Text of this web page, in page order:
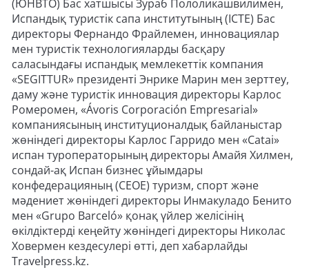
(ЮНВТО) Бас хатшысы Зураб Пололикашвилимен,
Испандық туристік сапа институтының (ICTE) Бас
директоры Фернандо Фрайлемен, инновациялар
мен туристік технологияларды басқару
саласындағы испандық мемлекеттік компания
«SEGITTUR» президенті Энрике Марин мен зерттеу,
даму және туристік инновация директоры Карлос
Ромеромен, «Ávoris Corporación Empresarial»
компаниясының институционалдық байланыстар
жөніндегі директоры Карлос Гарридо мен «Catai»
испан туроператорының директоры Амайя Хилмен,
сондай-ақ Испан бизнес ұйымдары
конфедерацияның (CEOE) туризм, спорт және
мәдениет жөніндегі директоры Инмакуладо Бенито
мен «Grupo Barceló» қонақ үйлер желісінің
өкілдіктерді кеңейту жөніндегі директоры Николас
Ховермен кездесулері өтті, деп хабарлайды
Travelpress.kz.